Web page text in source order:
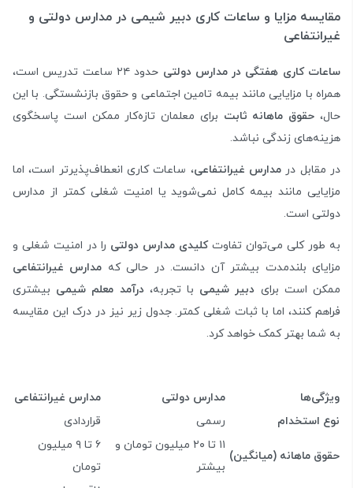
مقایسه مزایا و ساعات کاری دبیر شیمی در مدارس دولتی و
غیرانتفاعی
ساعات کاری هفتگی در مدارس دولتی
حدود ۲۴ ساعت تدریس است،
همراه با مزایایی مانند بیمه تامین اجتماعی و حقوق بازنشستگی. با این
حال، حقوق ماهانه ثابت برای معلمان تازه‌کار ممکن است پاسخگوی
هزینه‌های زندگی نباشد.
در مقابل در مدارس غیرانتفاعی، ساعات کاری انعطاف‌پذیرتر است، اما
مزایایی مانند بیمه کامل نمی‌شوید یا امنیت شغلی کمتر از مدارس
دولتی است.
به طور کلی می‌توان تفاوتکلیدی مدارس دولتی را در امنیت شغلی و
مزایای بلندمدت بیشتر آن دانست. در حالی که مدارس غیرانتفاعی
ممکن است برای دبیر شیمی با تجربه، درآمد معلم شیمی بیشتری
فراهم کنند، اما با ثبات شغلی کمتر. جدول زیر نیز در درک این مقایسه
به شما بهتر کمک خواهد کرد.
ویژگی‌ها مدارس دولتی
مدارس غیرانتفاعی
نوع استخدام
رسمی قراردادی
حقوق ماهانه (میانگین)
۱۱ تا ۲۰ میلیون تومان و
بیشتر
۶ تا ۹ میلیون
تومان